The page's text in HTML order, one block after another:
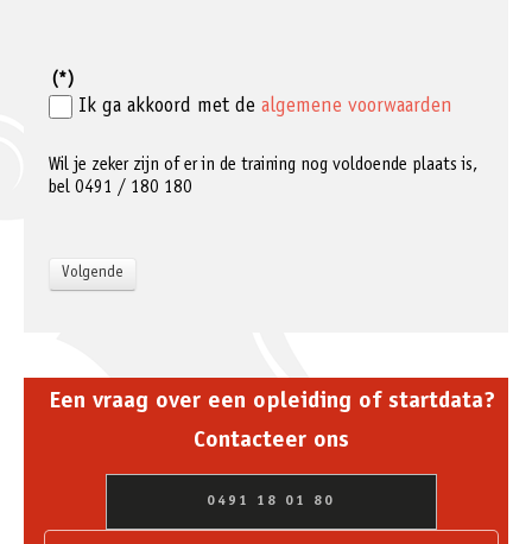
(*)
Ik ga akkoord met de algemene voorwaarden
Wil je zeker zijn of er in de training nog voldoende plaats is,
bel 0491 / 180 180
Een vraag over een opleiding of startdata?
Contacteer ons
0491 18 01 80